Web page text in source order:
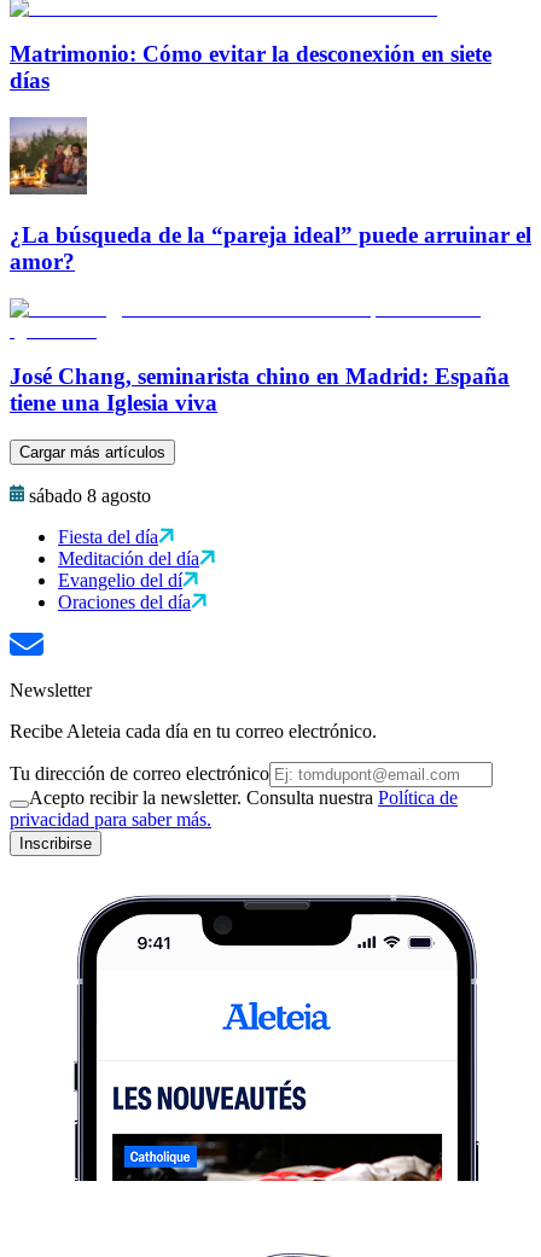
Matrimonio: Cómo evitar la desconexión en siete
días
¿La búsqueda de la “pareja ideal” puede arruinar el
amor?
José Chang, seminarista chino en Madrid: España
tiene una Iglesia viva
Cargar más artículos
sábado 8 agosto
Fiesta del día
Meditación del día
Evangelio del dí
Oraciones del día
Newsletter
Recibe Aleteia cada día en tu correo electrónico.
Tu dirección de correo electrónico
Acepto recibir la newsletter. Consulta nuestra Política de
privacidad para saber más.
Inscribirse